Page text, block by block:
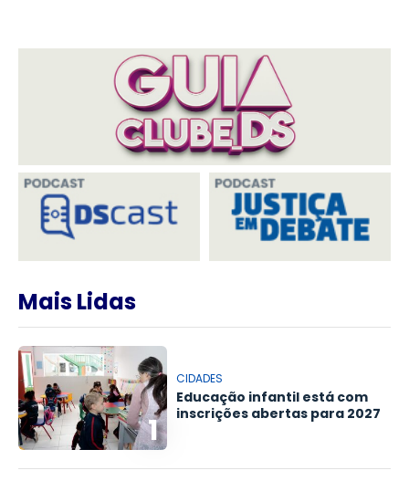
Mais Lidas
1
CIDADES
Educação infantil está com
inscrições abertas para 2027